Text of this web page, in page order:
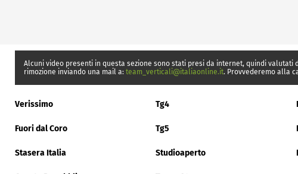
Alcuni video presenti in questa sezione sono stati presi da internet, quindi
rimozione inviando una mail a: team_verticali@italiaonline.it. Provvederemo alla
Verissimo Tg4
Fuori dal Coro Tg5
Stasera Italia Studioaperto